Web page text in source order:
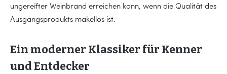
ungereifter Weinbrand erreichen kann, wenn die Qualität des
Ausgangsprodukts makellos ist.
Ein moderner Klassiker für Kenner
und Entdecker